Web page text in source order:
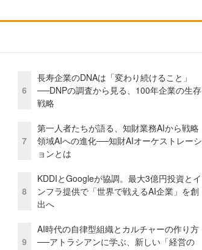
6
長寿企業のDNAは「変わり続けること」
──DNPの調査から見る、100年企業の生存
戦略
7
第一人者たちが語る、知財業務AIから戦略
領域AIへの進化──知財AIオーケストレーシ
ョンとは
8
KDDIとGoogleが協調。最大3億円投資とイ
ンフラ提供で「世界で戦えるAI企業」を創
出へ
9
AI時代の自律型組織とカルチャーの作り方
──アトラシアンに学ぶ、新しい「経営の